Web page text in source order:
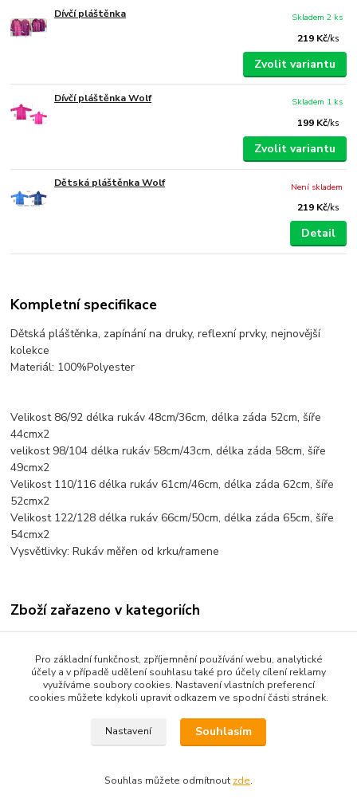
Dívčí pláštěnka
219 Kč/ks
Skladem 2 ks
Zvolit variantu
Dívčí pláštěnka Wolf
199 Kč/ks
Skladem 1 ks
Zvolit variantu
Dětská pláštěnka Wolf
219 Kč/ks
Není skladem
Detail
Kompletní specifikace
Dětská pláštěnka, zapínání na druky, reflexní prvky, nejnovější
kolekce
Materiál: 100%Polyester
Velikost 86/92 délka rukáv 48cm/36cm, délka záda 52cm, šíře
44cmx2
velikost 98/104 délka rukáv 58cm/43cm, délka záda 58cm, šíře
49cmx2
Velikost 110/116 délka rukáv 61cm/46cm, délka záda 62cm, šíře
52cmx2
Velikost 122/128 délka rukáv 66cm/50cm, délka záda 65cm, šíře
54cmx2
Vysvětlivky: Rukáv měřen od krku/ramene
Zboží zařazeno v kategoriích
Dětské bundy a kabáty
dětská obuv
Pro základní funkčnost, zpříjemnění používání webu, analytické
účely a v případě udělení souhlasu také pro účely cílení reklamy
využíváme soubory cookies. Nastavení vlastních preferencí
cookies můžete kdykoli upravit odkazem ve spodní části stránek.
Nastavení Souhlasím
Souhlas můžete odmítnout zde.